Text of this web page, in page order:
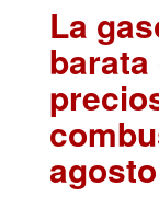
La
barata
agosto